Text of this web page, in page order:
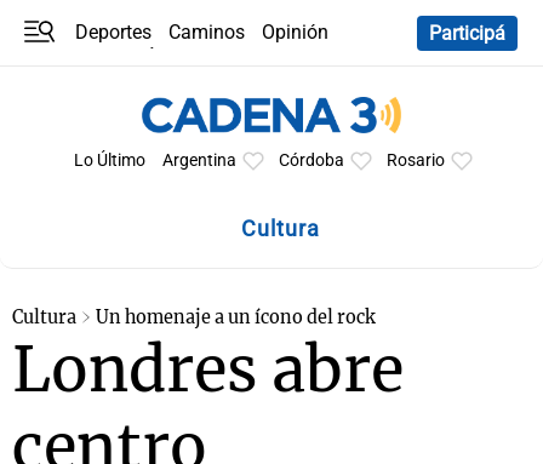
Deportes Caminos
Opinión
Participá
Lo Último Argentina Córdoba Rosario
Cultura
Cultura Un homenaje a un ícono del rock
Londres abre
centro